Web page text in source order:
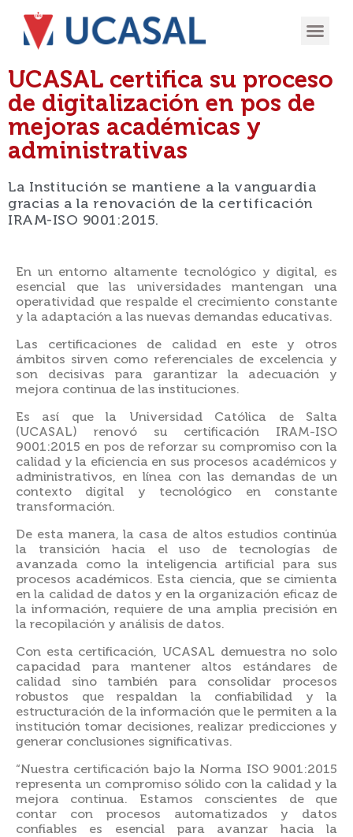
UCASAL certifica su proceso
de digitalización en pos de
mejoras académicas y
administrativas
La Institución se mantiene a la vanguardia
gracias a la renovación de la certificación
IRAM-ISO 9001:2015.
En un entorno altamente tecnológico y digital, es
esencial que las universidades mantengan una
operatividad que respalde el crecimiento constante
y la adaptación a las nuevas demandas educativas.
Las certificaciones de calidad en este y otros
ámbitos sirven como referenciales de excelencia y
son decisivas para garantizar la adecuación y
mejora continua de las instituciones.
Es así que la Universidad Católica de Salta
(UCASAL) renovó su certificación IRAM-ISO
9001:2015 en pos de reforzar su compromiso con la
calidad y la eficiencia en sus procesos académicos y
administrativos, en línea con las demandas de un
contexto digital y tecnológico en constante
transformación.
De esta manera, la casa de altos estudios continúa
la transición hacia el uso de tecnologías de
avanzada como la inteligencia artificial para sus
procesos académicos. Esta ciencia, que se cimienta
en la calidad de datos y en la organización eficaz de
la información, requiere de una amplia precisión en
la recopilación y análisis de datos.
Con esta certificación, UCASAL demuestra no solo
capacidad para mantener altos estándares de
calidad sino también para consolidar procesos
robustos que respaldan la confiabilidad y la
estructuración de la información que le permiten a la
institución tomar decisiones, realizar predicciones y
generar conclusiones significativas.
“Nuestra certificación bajo la Norma ISO 9001:2015
representa un compromiso sólido con la calidad y la
mejora continua. Estamos conscientes de que
contar con procesos automatizados y datos
confiables es esencial para avanzar hacia la